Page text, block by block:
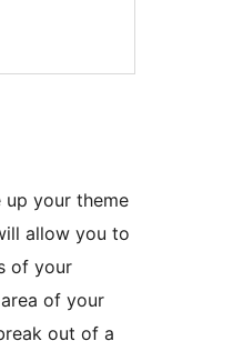
your theme
allow you to
of your
of your
out of a